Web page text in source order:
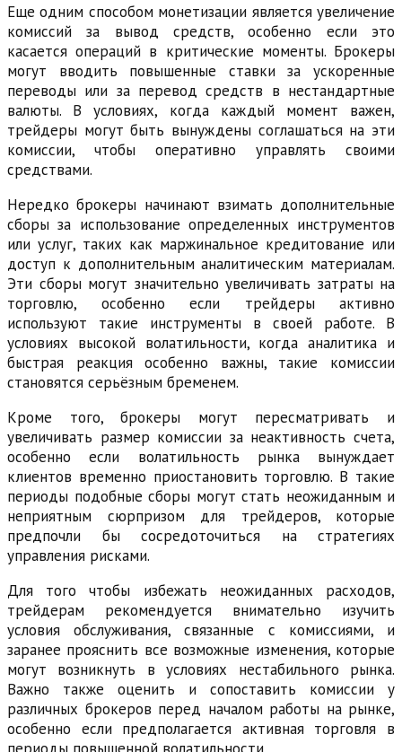
Еще одним способом монетизации является увеличение
комиссий за вывод средств, особенно если это
касается операций в критические моменты. Брокеры
могут вводить повышенные ставки за ускоренные
переводы или за перевод средств в нестандартные
валюты. В условиях, когда каждый момент важен,
трейдеры могут быть вынуждены соглашаться на эти
комиссии, чтобы оперативно управлять своими
средствами.
Нередко брокеры начинают взимать дополнительные
сборы за использование определенных инструментов
или услуг, таких как маржинальное кредитование или
доступ к дополнительным аналитическим материалам.
Эти сборы могут значительно увеличивать затраты на
торговлю, особенно если трейдеры активно
используют такие инструменты в своей работе. В
условиях высокой волатильности, когда аналитика и
быстрая реакция особенно важны, такие комиссии
становятся серьёзным бременем.
Кроме того, брокеры могут пересматривать и
увеличивать размер комиссии за неактивность счета,
особенно если волатильность рынка вынуждает
клиентов временно приостановить торговлю. В такие
периоды подобные сборы могут стать неожиданным и
неприятным сюрпризом для трейдеров, которые
предпочли бы сосредоточиться на стратегиях
управления рисками.
Для того чтобы избежать неожиданных расходов,
трейдерам рекомендуется внимательно изучить
условия обслуживания, связанные с комиссиями, и
заранее прояснить все возможные изменения, которые
могут возникнуть в условиях нестабильного рынка.
Важно также оценить и сопоставить комиссии у
различных брокеров перед началом работы на рынке,
особенно если предполагается активная торговля в